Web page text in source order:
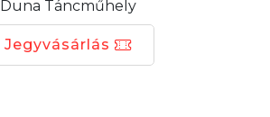
Duna Táncműhely
Jegyvásárlás